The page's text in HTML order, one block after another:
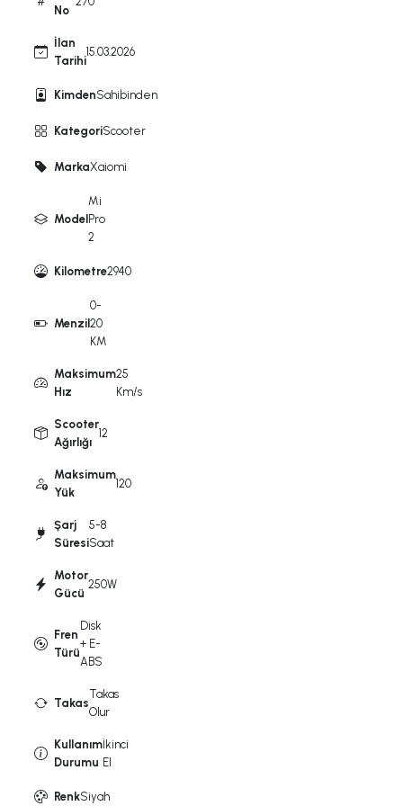
No
İlan
Tarihi
15.03.2026
KimdenSahibinden
KategoriScooter
MarkaXaiomi
Model
Mi
Pro
2
Kilometre2940
Menzil
0-
20
KM
Maksimum
Hız
25
Km/s
Scooter
Ağırlığı
12
Maksimum
Yük
120
Şarj
Süresi
5-8
Saat
Motor
Gücü
250W
Fren
Türü
Disk
+ E-
ABS
Takas
Takas
Olur
Kullanım
Durumu
İkinci
El
RenkSiyah